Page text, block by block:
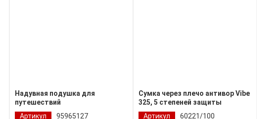
Надувная подушка для
путешествий
Артикул
95965127
Сумка через плечо антивор Vibe
325, 5 степеней защиты
Артикул
60221/100